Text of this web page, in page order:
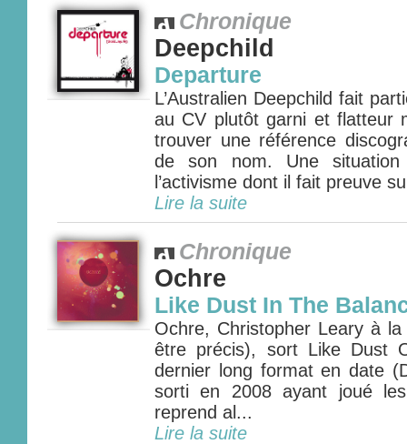
Chronique
Deepchild
Departure
L’Australien Deepchild fait
au CV plutôt garni et flatteur
trouver une référence
de son nom. Une
l’activisme dont il fait preuve
Lire la suite
Chronique
Ochre
Like Dust In The
Ochre, Christopher Leary à
être précis), sort Like Dust
dernier long format en date
sorti en 2008 ayant joué
reprend al...
Lire la suite